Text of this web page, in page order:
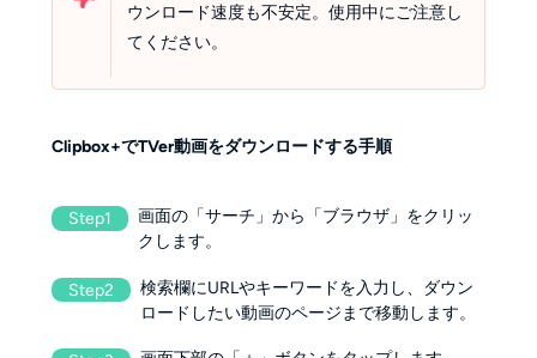
ウンロード速度も不安定。使用中にご注意し
てください。
Clipbox+でTVer動画をダウンロードする手順
Step1
画面の「サーチ」から「ブラウザ」をクリッ
クします。
Step2
検索欄にURLやキーワードを入力し、ダウン
ロードしたい動画のページまで移動します。